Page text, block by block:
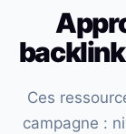
Ces
campagne :